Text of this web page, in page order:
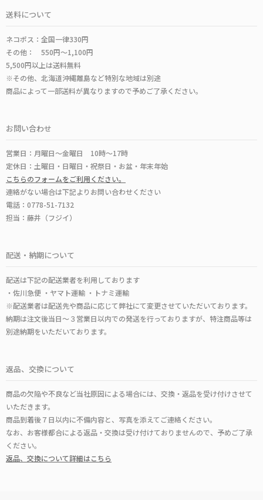
送料について
ネコポス：全国一律330円
その他： 550円～1,100円
5,500円以上は送料無料
※その他、北海道沖縄離島など特別な地域は別途
商品によって一部送料が異なりますので予めご了承ください。
お問い合わせ
営業日：月曜日～金曜日 10時～17時
定休日：土曜日・日曜日・祝祭日・お盆・年末年始
こちらのフォームをご利用ください。
連絡がない場合は下記よりお問い合わせください
電話：0778-51-7132
担当：藤井（フジイ）
配送・納期について
配送は下記の配送業者を利用しております
・佐川急便 ・ヤマト運輸 ・トナミ運輸
※配送業者は配送先や商品に応じて弊社にて変更させていただいております。
納期は注文後当日～３営業日以内での発送を行っておりますが、特注商品等は
別途納期をいただいております。
返品、交換について
商品の欠陥や不良など当社原因による場合には、交換・返品を受け付けさせて
いただきます。
商品到着後７日以内に不備内容と、写真を添えてご連絡ください。
なお、お客様都合による返品・交換は受け付けておりませんので、予めご了承
ください。
返品、交換について詳細はこちら